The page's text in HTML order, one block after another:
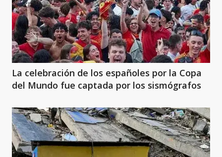
La celebración de los españoles por la Copa
del Mundo fue captada por los sismógrafos